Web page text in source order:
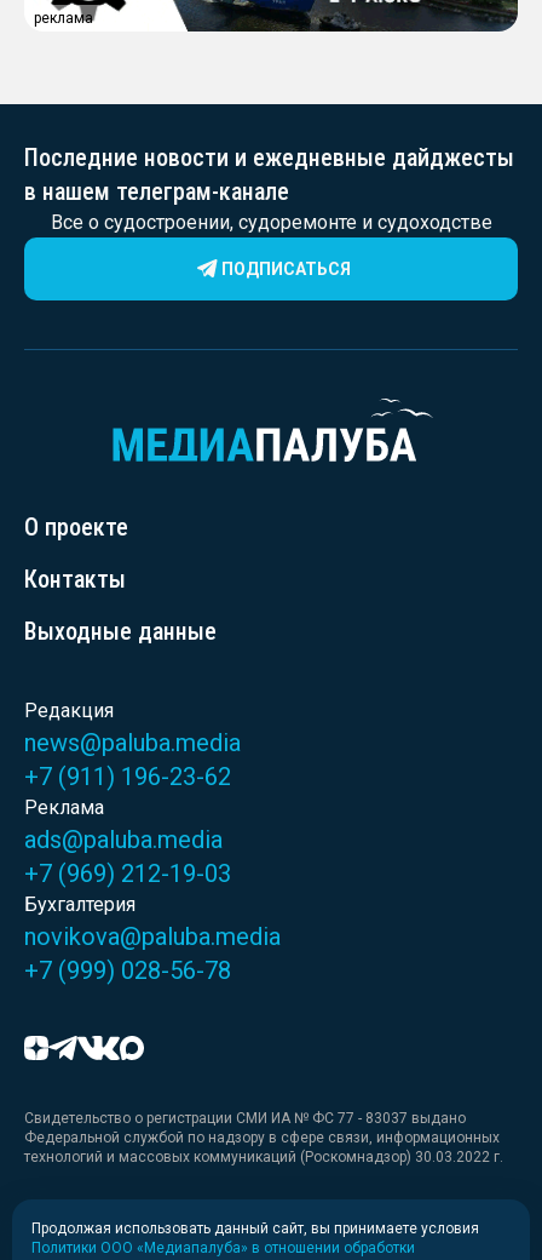
реклама
Последние новости и ежедневные дайджесты
в нашем телеграм-канале
Все о судостроении, судоремонте и судоходстве
ПОДПИСАТЬСЯ
О проекте
Контакты
Выходные данные
Редакция
news@paluba.media
+7 (911) 196-23-62
Реклама
ads@paluba.media
+7 (969) 212-19-03
Бухгалтерия
novikova@paluba.media
+7 (999) 028-56-78
Свидетельство о регистрации СМИ ИА № ФС 77 - 83037 выдано
Федеральной службой по надзору в сфере связи, информационных
технологий и массовых коммуникаций (Роскомнадзор) 30.03.2022 г.
Медиакит
Медиакит для печати
Продолжая использовать данный сайт, вы принимаете условия
Политики ООО «Медиапалуба» в отношении обработки